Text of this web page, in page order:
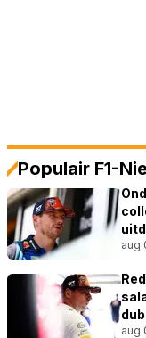
Populair F1-
aug
aug